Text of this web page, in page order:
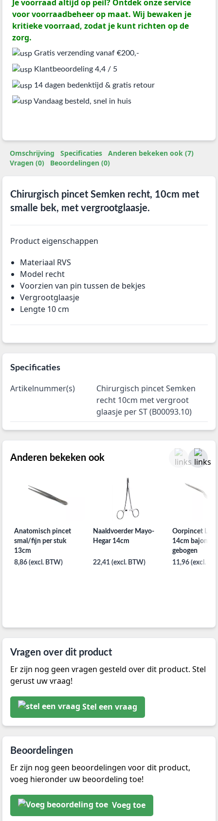
Je voorraad altijd op peil? Ontdek onze service
voor voorraadbeheer op maat. Wij bewaken je
kritieke voorraad, zodat je kunt richten op de
zorg.
Gratis verzending vanaf €200,-
Klantbeoordeling 4,4 / 5
14 dagen bedenktijd & gratis retour
Vandaag besteld, snel in huis
Omschrijving Specificaties
Anderen bekeken ook (7)
Vragen (0)
Beoordelingen (0)
Chirurgisch pincet Semken recht, 10cm met
smalle bek, met vergrootglaasje.
Product eigenschappen
Materiaal RVS
Model recht
Voorzien van pin tussen de bekjes
Vergrootglaasje
Lengte 10 cm
Specificaties
Artikelnummer(s)
Chirurgisch pincet Semken
recht 10cm met vergroot
glaasje per ST (B00093.10)
Anderen bekeken ook
Anatomisch pincet
smal/fijn per stuk
13cm
8,86 (excl. BTW)
Naaldvoerder Mayo-
Hegar 14cm
22,41 (excl. BTW)
Oorpincet
14cm bajonet
gebogen
11,96 (excl.
Vragen over dit product
Er zijn nog geen vragen gesteld over dit product. Stel
gerust uw vraag!
Stel een vraag
Beoordelingen
Er zijn nog geen beoordelingen voor dit product,
voeg hieronder uw beoordeling toe!
Voeg toe